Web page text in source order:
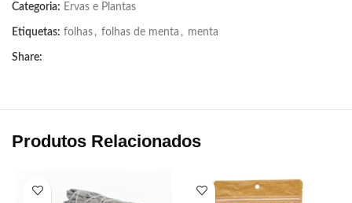
Categoria: Ervas e Plantas
Etiquetas: folhas , folhas de menta , menta
Share:
Produtos Relacionados